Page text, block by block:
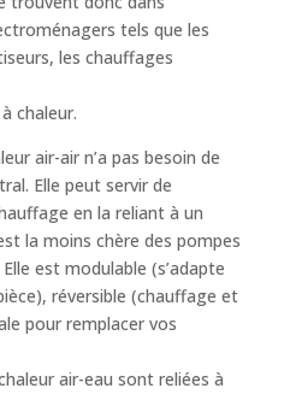
tels que les
les chauffages
chaleur.
air-air n’a pas besoin de
Elle peut servir de
en la reliant à un
la moins chère des pompes
est modulable (s’adapte
réversible (chauffage et
pour remplacer vos
air-eau sont reliées à